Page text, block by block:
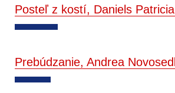
Posteľ z kostí, Daniels
Prebúdzanie, Andrea